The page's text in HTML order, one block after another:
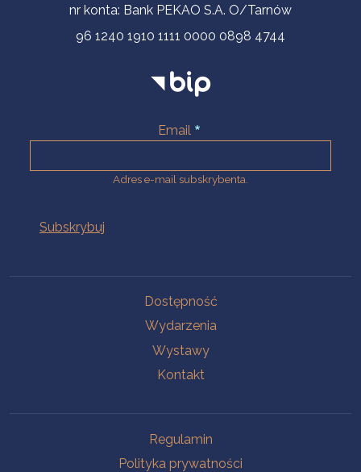
nr konta: Bank PEKAO S.A. O/Tarnów
96 1240 1910 1111 0000 0898 4744
Email
Adres e-mail subskrybenta.
Dostępność
Wydarzenia
Wystawy
Kontakt
Regulamin
Polityka prywatności